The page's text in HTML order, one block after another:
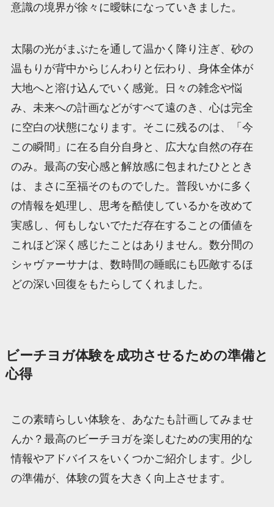
意識の境界が徐々に曖昧になっていきました。
太陽の光がまぶたを通して温かく降り注ぎ、砂の
温もりが背中からじんわりと伝わり、身体全体が
大地へと溶け込んでいく感覚。日々の雑念や悩
み、未来への計画などがすべて遠のき、心は完全
に空白の状態になります。そこに残るのは、「今
この瞬間」に在る自分自身と、広大な自然の存在
のみ。最高の安心感と解放感に包まれたひととき
は、まさに至福そのものでした。普段いかに多く
の情報を処理し、思考を酷使しているかを改めて
実感し、何もしないでただ存在することの価値を
これほど深く感じたことはありません。数分間の
シャヴァーサナは、数時間の睡眠にも匹敵するほ
どの深い回復をもたらしてくれました。
ビーチヨガ体験を成功させるための準備と
心得
この素晴らしい体験を、あなたも計画してみませ
んか？最高のビーチヨガを楽しむための実用的な
情報やアドバイスをいくつかご紹介します。少し
の準備が、体験の質を大きく向上させます。